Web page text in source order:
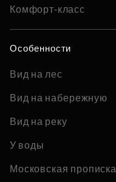
Комфорт-класс
Особенности
Вид на лес
Вид на набережную
Вид на реку
У воды
Московская прописка